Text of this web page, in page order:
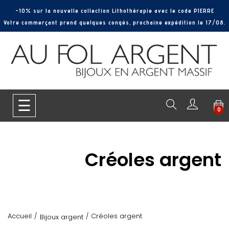
-10% sur la nouvelle collection Lithothérapie avec le code PIERRE
Votre commerçant prend quelques congés, prochaine expédition le 17/08.
Basculer
la
☰ 0
Créoles argent
Accueil Bijoux argent Créoles argent